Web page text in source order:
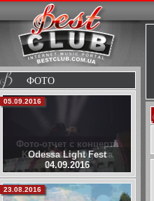
ФОТО
Фото-отчет с концерта
Kadebostany Одесса
24.09.2015
02.10.2015
29.07.2015